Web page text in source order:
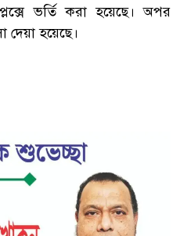
ভর্তি করা হয়েছে। অপর
হয়েছে।